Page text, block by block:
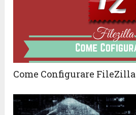
Come Configurare FileZilla